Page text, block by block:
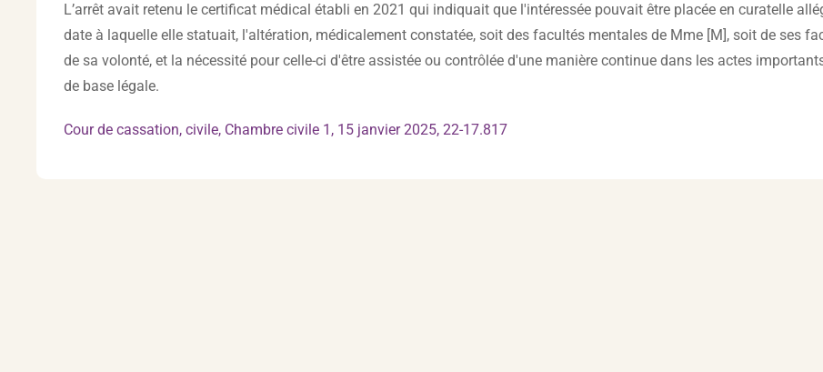
L’arrêt avait retenu le certificat médical établi en 2021 qui indiquait que l'intéressée pouvait être placée en curatelle
date à laquelle elle statuait, l'altération, médicalement constatée, soit des facultés mentales de Mme [M], soit de ses
de sa volonté, et la nécessité pour celle-ci d'être assistée ou contrôlée d'une manière continue dans les actes
de base légale.
Cour de cassation, civile, Chambre civile 1, 15 janvier 2025, 22-17.817